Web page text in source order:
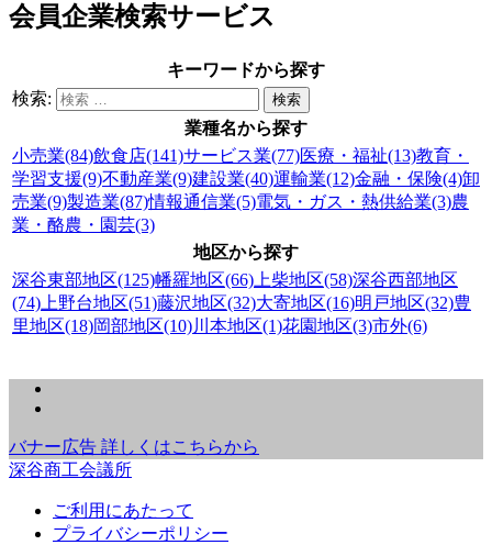
会員企業検索サービス
キーワードから探す
検索:
業種名から探す
小売業(84)飲食店(141)サービス業(77)医療・福祉(13)教育・
学習支援(9)不動産業(9)建設業(40)運輸業(12)金融・保険(4)卸
売業(9)製造業(87)情報通信業(5)電気・ガス・熱供給業(3)農
業・酪農・園芸(3)
地区から探す
深谷東部地区(125)幡羅地区(66) 上柴地区(58)深谷西部地区
(74) 上野台地区(51)藤沢地区(32)大寄地区(16)明戸地区(32)豊
里地区(18)岡部地区(10)川本地区(1)花園地区(3)市外(6)
バナー広告 詳しくはこちらから
深谷商工会議所
ご利用にあたって
プライバシーポリシー